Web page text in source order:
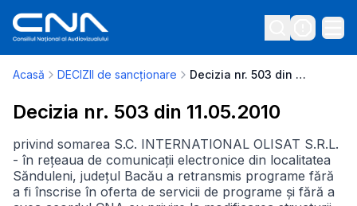
Acasă DECIZII de sancționare Decizia nr. 503 din 11.05.2010
Decizia nr. 503 din 11.05.2010
privind somarea S.C. INTERNATIONAL OLISAT S.R.L.
- în rețeaua de comunicații electronice din localitatea
Sănduleni, județul Bacău a retransmis programe fără
a fi înscrise în oferta de servicii de programe și fără a